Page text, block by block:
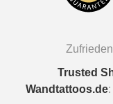
Trusted
Wandtattoos.de: